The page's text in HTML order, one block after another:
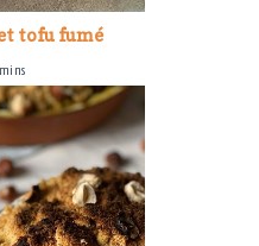
tofu fumé